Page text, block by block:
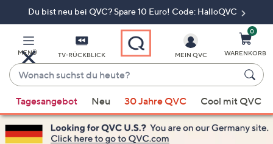
Du bist neu bei QVC? Spare 10 Euro! Code: HalloQVC
MENÜ TV-RÜCKBLICK
Wonach
suchst
du
heute?
Vorschläge
verfügbar
sind,
MEIN QVC
0
WARENKORB
Tagesangebot Neu 30 Jahre QVC Cool mit QVC